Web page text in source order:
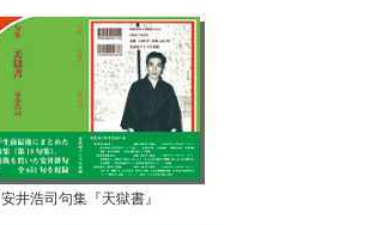
安井浩司句集『天獄書』